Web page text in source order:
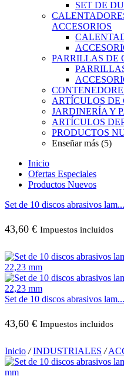
SET DE
ACCESORIOS
PARRILLAS DE
ARTÍCULOS DE
JARDINERÍA Y
ARTÍCULOS
PRODUCTOS
Enseñar más (5)
Inicio
Ofertas Especiales
Productos Nuevos
Set de 10 discos abrasivos lam...
43,60 € Impuestos incluidos
Set de 10 discos abrasivos lam...
43,60 € Impuestos incluidos
Inicio / INDUSTRIALES /